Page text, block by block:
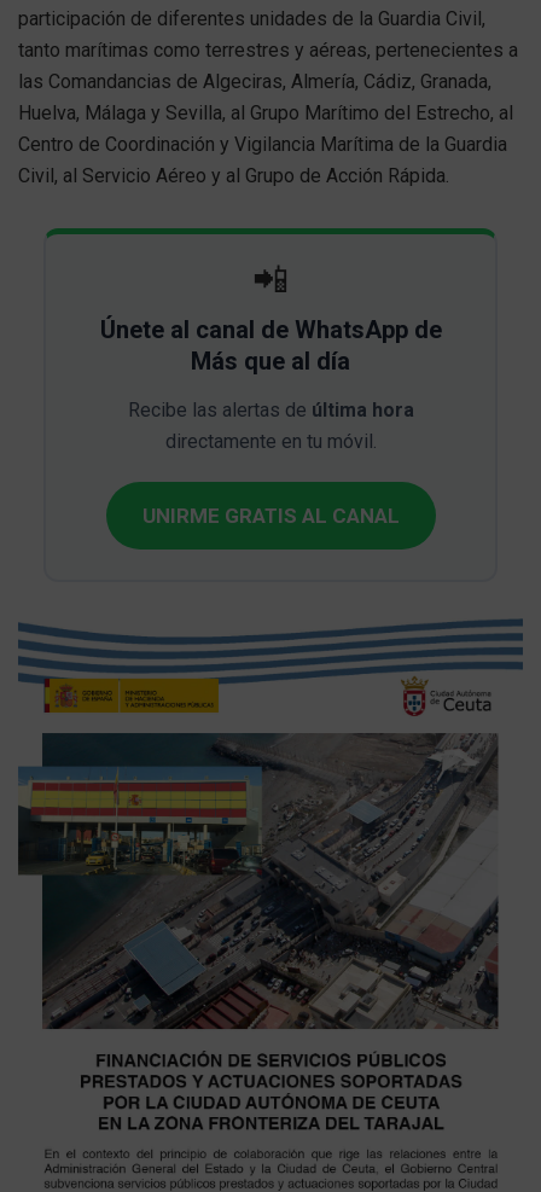
participación de diferentes unidades de la Guardia Civil,
tanto marítimas como terrestres y aéreas, pertenecientes a
las Comandancias de Algeciras, Almería, Cádiz, Granada,
Huelva, Málaga y Sevilla, al Grupo Marítimo del Estrecho, al
Centro de Coordinación y Vigilancia Marítima de la Guardia
Civil, al Servicio Aéreo y al Grupo de Acción Rápida.
📲
Únete al canal de WhatsApp de
Más que al día
Recibe las alertas de última hora
directamente en tu móvil.
UNIRME GRATIS AL CANAL